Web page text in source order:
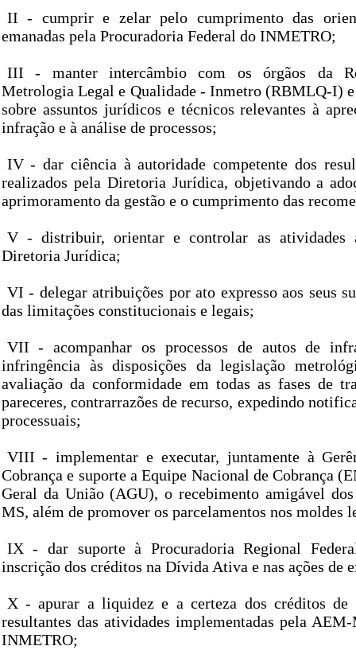
II - cumprir e zelar pelo cumprimento das
emanadas pela Procuradoria Federal do INMETRO;
III - manter intercâmbio com os órgãos da
Metrologia Legal e Qualidade - Inmetro (RBMLQ-I)
sobre assuntos jurídicos e técnicos relevantes à
infração e à análise de processos;
IV - dar ciência à autoridade competente dos
realizados pela Diretoria Jurídica, objetivando a
aprimoramento da gestão e o cumprimento das
V - distribuir, orientar e controlar as atividades
Diretoria Jurídica;
VI - delegar atribuições por ato expresso aos seus
das limitações constitucionais e legais;
VII - acompanhar os processos de autos de
infringência às disposições da legislação
avaliação da conformidade em todas as fases de
pareceres, contrarrazões de recurso, expedindo
processuais;
VIII - implementar e executar, juntamente à
Cobrança e suporte a Equipe Nacional de Cobrança
Geral da União (AGU), o recebimento amigável
MS, além de promover os parcelamentos nos moldes
IX - dar suporte à Procuradoria Regional
inscrição dos créditos na Dívida Ativa e nas ações de
X - apurar a liquidez e a certeza dos créditos de
resultantes das atividades implementadas pela
INMETRO;